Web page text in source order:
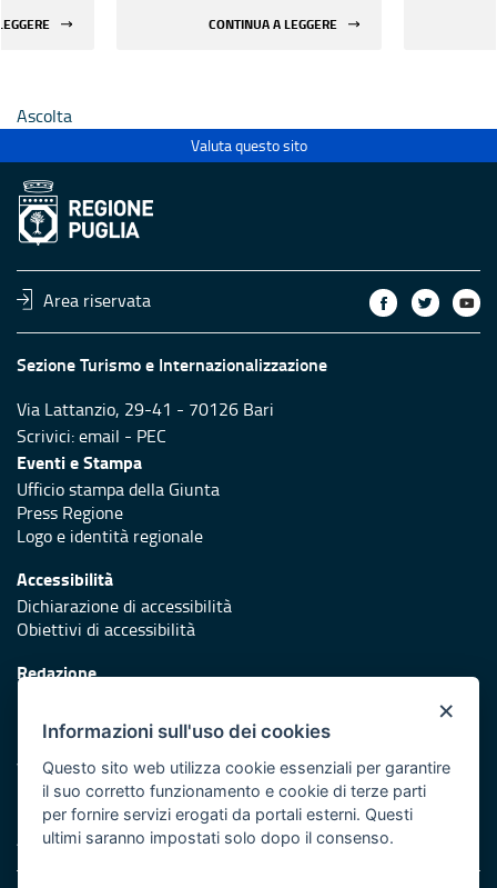
CONTINUA A LEGGERE
Ascolta
Valuta questo sito
Area riservata
Sezione Turismo e Internazionalizzazione
Via Lattanzio, 29-41 - 70126 Bari
Scrivici:email - PEC
Eventi e Stampa
Ufficio stampa della Giunta
Press Regione
Logo e identità regionale
Accessibilità
Dichiarazione di accessibilità
Obiettivi di accessibilità
Redazione
Protezione civile
Vai al sito di Protezione Civile Puglia
Iniziativa finanziata con risorse del POR Puglia 2014/2020 -
Asse XI
×
Informazioni sull'uso dei cookies
Questo sito web utilizza cookie essenziali per garantire
il suo corretto funzionamento e cookie di terze parti
per fornire servizi erogati da portali esterni. Questi
ultimi saranno impostati solo dopo il consenso.